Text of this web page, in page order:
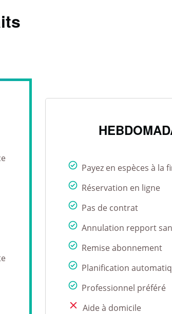
Payez en espèces à la
Réservation en ligne
Pas de contrat
Annulation repport
Remise abonnement
Planification
Professionnel préféré
Aide à domicile